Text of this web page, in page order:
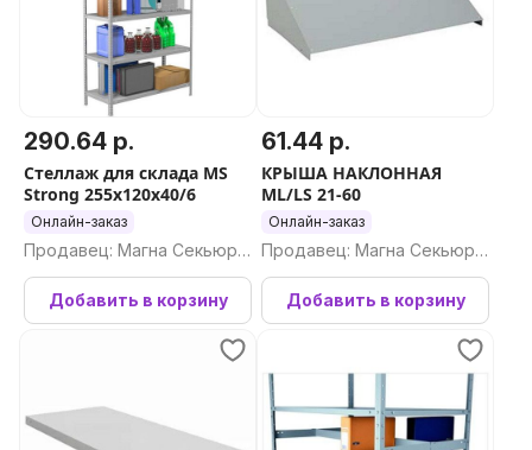
290.64 р.
Стеллаж для склада MS
Strong 255x120x40/6
Онлайн-заказ
Продавец: Магна Секьюри
ти ООО
Добавить в корзину
61.44 р.
КРЫША НАКЛОННАЯ
ML/LS 21-60
Онлайн-заказ
Продавец: Магна Секьюри
ти ООО
Добавить в корзину